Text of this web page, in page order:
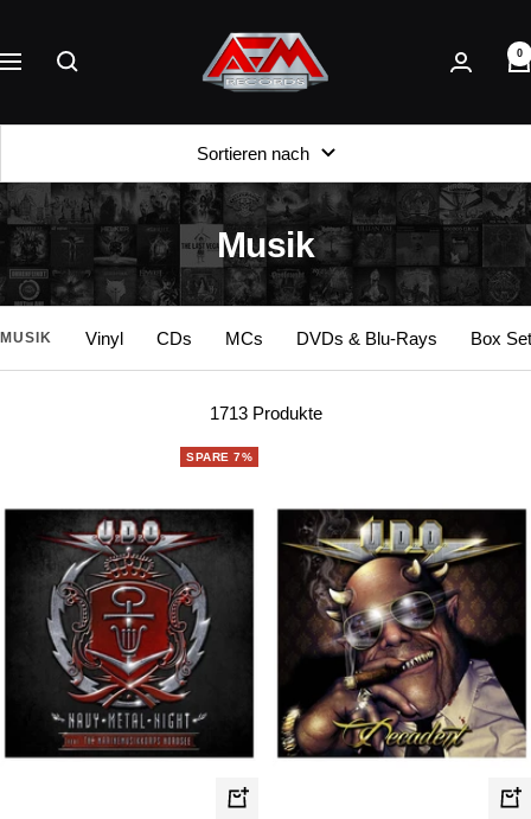
Inhalt
Navigation
AFM
Records
0
Sortieren nach
Musik
MUSIK Vinyl CDs MCs DVDs & Blu-Rays Box
1713 Produkte
SPARE 7%
In
In